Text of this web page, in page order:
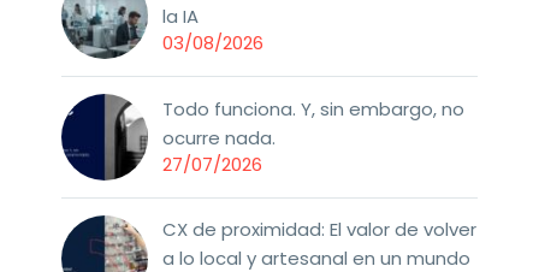
la IA
03/08/2026
Todo funciona. Y, sin embargo, no
ocurre nada.
27/07/2026
CX de proximidad: El valor de volver
a lo local y artesanal en un mundo